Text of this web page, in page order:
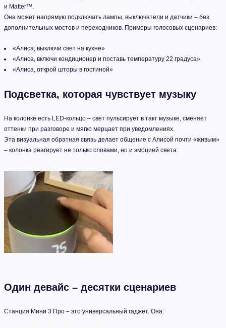
и Matter™.
Она может напрямую подключать лампы, выключатели и датчики – без
дополнительных мостов и переходников. Примеры голосовых сценариев:
«Алиса, выключи свет на кухне»
«Алиса, включи кондиционер и поставь температуру 22 градуса»
«Алиса, открой шторы в гостиной»
Подсветка, которая чувствует музыку
На колонке есть LED-кольцо – свет пульсирует в такт музыке, сменяет
оттенки при разговоре и мягко мерцает при уведомлениях.
Эта визуальная обратная связь делает общение с Алисой почти «живым»
– колонка реагирует не только словами, но и эмоцией света.
Один девайс – десятки сценариев
Станция Мини 3 Про – это универсальный гаджет. Она: